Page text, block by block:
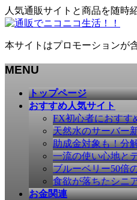
人気通販サイトと商品を随時
本サイトはプロモーションが
MENU
トップページ
おすすめ人気サイト
FX初心者におすす
天然水のサーバー
助成金対象も！分
一流の使い心地と
ブルーベリー50倍
食欲が落ちたシニ
お金関連